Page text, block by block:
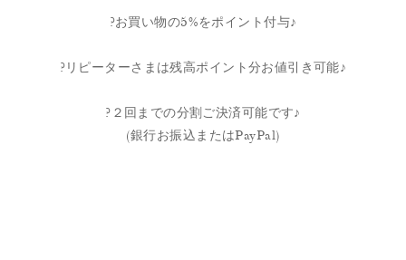
?お買い物の5%をポイント付与♪
?リピーターさまは残高ポイント分お値引き可能♪
?２回までの分割ご決済可能です♪
(銀行お振込またはPayPal)